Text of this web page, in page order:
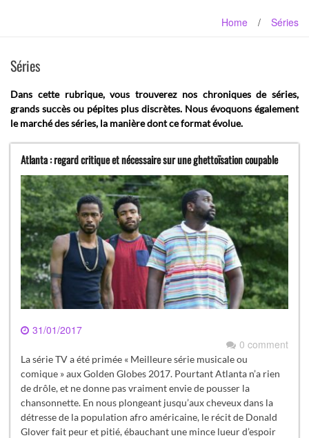
Home / Séries
Séries
Dans cette rubrique, vous trouverez nos chroniques de séries,
grands succès ou pépites plus discrètes. Nous évoquons également
le marché des séries, la manière dont ce format évolue.
Atlanta : regard critique et nécessaire sur une ghettoïsation coupable
31/01/2017
0 comment
La série TV a été primée « Meilleure série musicale ou
comique » aux Golden Globes 2017. Pourtant Atlanta n’a rien
de drôle, et ne donne pas vraiment envie de pousser la
chansonnette. En nous plongeant jusqu’aux cheveux dans la
détresse de la population afro américaine, le récit de Donald
Glover fait peur et pitié, ébauchant une mince lueur d’espoir